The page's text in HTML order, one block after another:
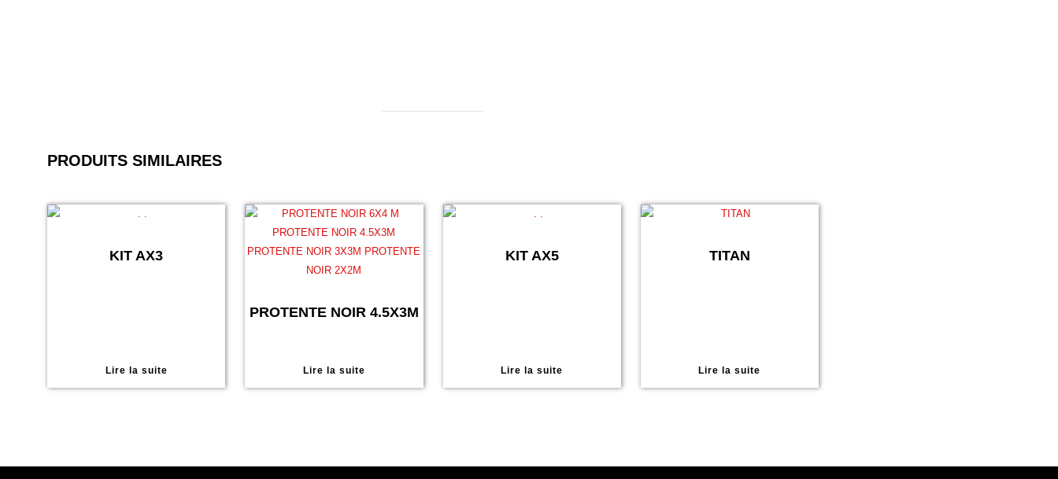
PRODUITS SIMILAIRES
KIT AX3
Lire la suite
PROTENTE NOIR 4.5X3M
Lire la suite
KIT AX5
Lire la suite
TITAN
Lire la suite